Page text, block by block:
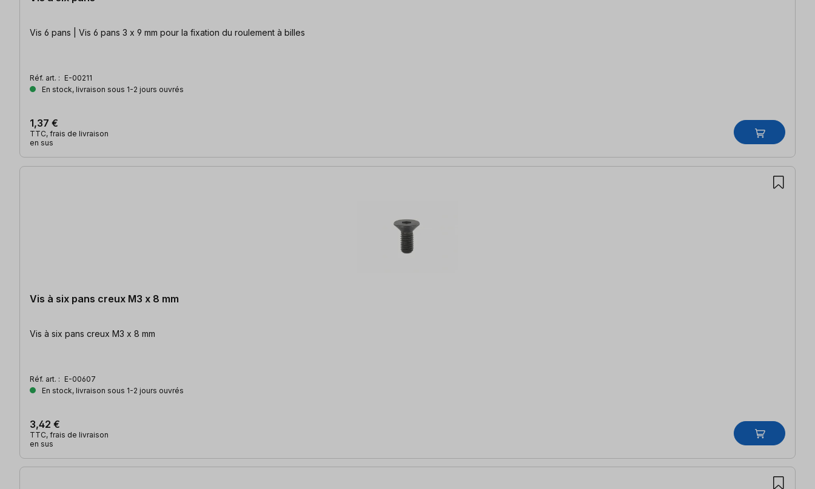
Vis 6 pans | Vis 6 pans 3 x 9 mm pour la fixation du roulement à billes
Réf. art. : E-00211
En stock, livraison sous 1-2 jours ouvrés
1,37 €
TTC, frais de livraison
en sus
Vis à six pans creux M3 x 8 mm
Vis à six pans creux M3 x 8 mm
Réf. art. : E-00607
En stock, livraison sous 1-2 jours ouvrés
3,42 €
TTC, frais de livraison
en sus